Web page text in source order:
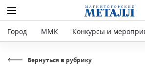
Город ММК Конкурсы и
Вернуться в рубрику